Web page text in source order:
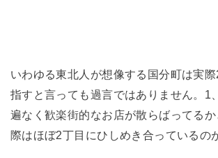
いわゆる東北人が想像する国分町は実
指すと言っても過言ではありません。1
遍なく歓楽街的なお店が散らばってる
際はほぼ2丁目にひしめき合っているの